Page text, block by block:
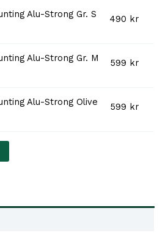
490 kr
599 kr
Alu-Strong Gr. S
490 kr
Alu-Strong Gr. M
599 kr
Alu-Strong Olive
599 kr